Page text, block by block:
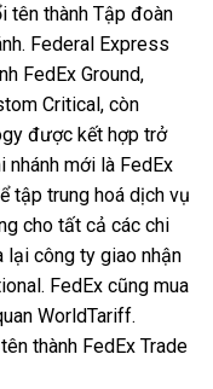
tên thành Tập đoàn
Federal Express
FedEx Ground,
Critical, còn
được kết hợp trở
mới là FedEx
tập trung hoá dịch vụ
cho tất cả các chi
lại công ty giao nhận
FedEx cũng mua
WorldTariff.
thành FedEx Trade